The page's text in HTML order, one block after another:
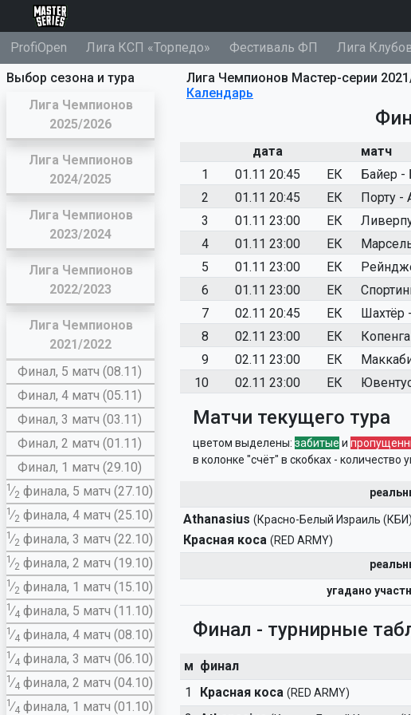
ProfiOpen Лига КСП «Торпедо» Фестиваль ФП Лига
Выбор сезона и тура
Лига Чемпионов
2025/2026
Лига Чемпионов
2024/2025
Лига Чемпионов
2023/2024
Лига Чемпионов
2022/2023
Лига Чемпионов
2021/2022
Финал, 5 матч (08.11)
Финал, 4 матч (05.11)
Финал, 3 матч (03.11)
Финал, 2 матч (01.11)
Финал, 1 матч (29.10)
1 ∕2 финала, 5 матч (27.10)
1 ∕2 финала, 4 матч (25.10)
1 ∕2 финала, 3 матч (22.10)
1 ∕2 финала, 2 матч (19.10)
1 ∕2 финала, 1 матч (15.10)
1 ∕4 финала, 5 матч (11.10)
1 ∕4 финала, 4 матч (08.10)
1 ∕4 финала, 3 матч (06.10)
1 ∕4 финала, 2 матч (04.10)
1 ∕4 финала, 1 матч (01.10)
Лига Чемпионов Мастер-серии
Календарь
дата матч
1
01.11 20:45 ЕК Байер -
2
01.11 20:45 ЕК Порту -
3
01.11 23:00 ЕК
4
01.11 23:00 ЕК
5
01.11 23:00 ЕК
6
01.11 23:00 ЕК
7
02.11 20:45 ЕК Шахтёр
8
02.11 23:00 ЕК
9
02.11 23:00 ЕК
10
02.11 23:00 ЕК
Матчи текущего тура
цветом выделены: забитые и
в колонке "счёт" в скобках - количество
Athanasius (Красно-Белый Израиль
Красная коса (RED ARMY)
угадано
Финал - турнирные
м финал
1
Красная коса (RED ARMY)